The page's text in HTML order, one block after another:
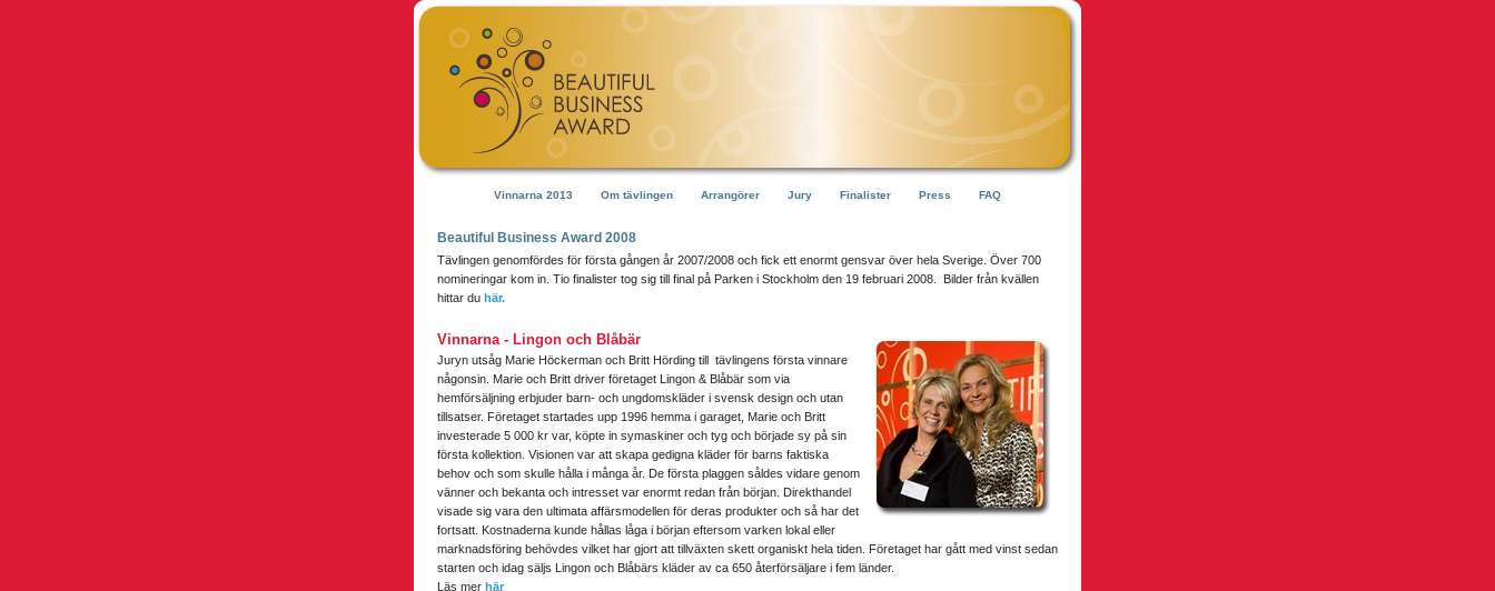
Vinnarna 2013 Om tävlingen Arrangörer Jury Finalister Press FAQ
Beautiful Business Award 2008
Tävlingen genomfördes för första gången år 2007/2008 och fick ett enormt gensvar över hela Sverige. Över 700
nomineringar kom in. Tio finalister tog sig till final på Parken i Stockholm den 19 februari 2008. Bilder från kvällen
hittar du här.
Vinnarna - Lingon och Blåbär
Juryn utsåg Marie Höckerman och Britt Hörding till tävlingens första vinnare
någonsin. Marie och Britt driver företaget Lingon & Blåbär som via
hemförsäljning erbjuder barn- och ungdomskläder i svensk design och utan
tillsatser. Företaget startades upp 1996 hemma i garaget, Marie och Britt
investerade 5 000 kr var, köpte in symaskiner och tyg och började sy på sin
första kollektion. Visionen var att skapa gedigna kläder för barns faktiska
behov och som skulle hålla i många år. De första plaggen såldes vidare genom
vänner och bekanta och intresset var enormt redan från början. Direkthandel
visade sig vara den ultimata affärsmodellen för deras produkter och så har det
fortsatt. Kostnaderna kunde hållas låga i början eftersom varken lokal eller
marknadsföring behövdes vilket har gjort att tillväxten skett organiskt hela tiden. Företaget har gått med vinst sedan
starten och idag säljs Lingon och Blåbärs kläder av ca 650 återförsäljare i fem länder.
Läs mer här